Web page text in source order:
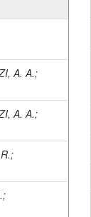
A. A.;
A. A.;
;
;